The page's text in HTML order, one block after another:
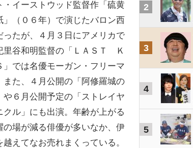
・イーストウッド監督作「硫黄
」（０６年）で演じたバロン西
ったが、４月３日にアメリカで
里谷和明監督の「ＬＡＳＴ Ｋ
」では名優モーガン・フリーマ
また、４月公開の「阿修羅城の
や６月公開予定の「ストレイヤ
クル」にも出演。年齢が上がる
の場が減る俳優が多いなか、伊
越えてなお売れまくっている。
2
3
4
5